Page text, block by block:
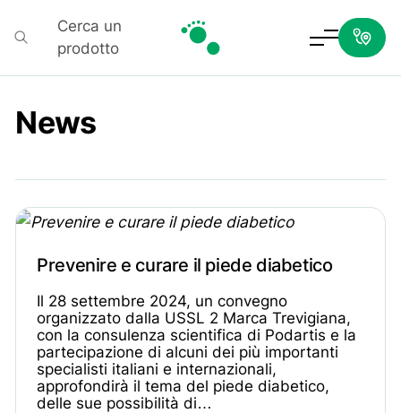
Cerca un
prodotto
News
Prevenire e curare il piede diabetico
Il 28 settembre 2024, un convegno
organizzato dalla USSL 2 Marca Trevigiana,
con la consulenza scientifica di Podartis e la
partecipazione di alcuni dei più importanti
specialisti italiani e internazionali,
approfondirà il tema del piede diabetico,
delle sue possibilità di…